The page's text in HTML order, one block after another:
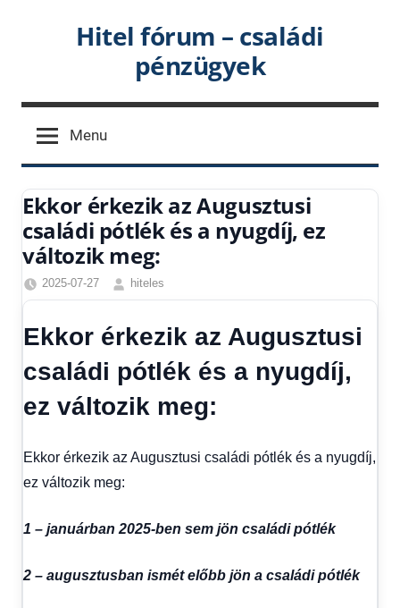
Hitel fórum – családi
pénzügyek
Menu
Ekkor érkezik az Augusztusi
családi pótlék és a nyugdíj, ez
változik meg:
2025-07-27
hiteles
Családi
utalása,
Friss
hírek,
Hírek,
Hírek
kézből,
Ekkor érkezik az Augusztusi
családi pótlék és a nyugdíj,
ez változik meg:
Ekkor érkezik az Augusztusi családi pótlék és a nyugdíj,
ez változik meg:
1 – januárban 2025-ben sem jön családi pótlék
2 – augusztusban ismét előbb jön a családi pótlék